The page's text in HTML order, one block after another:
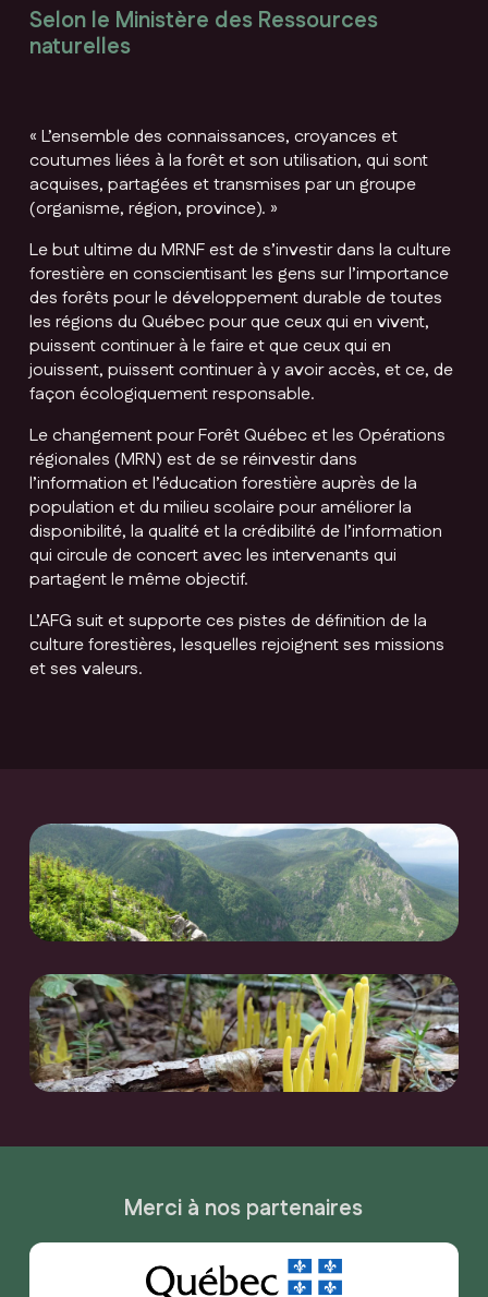
Selon le Ministère des Ressources
naturelles
« L’ensemble des connaissances, croyances et
coutumes liées à la forêt et son utilisation, qui sont
acquises, partagées et transmises par un groupe
(organisme, région, province). »
Le but ultime du MRNF est de s’investir dans la culture
forestière en conscientisant les gens sur l’importance
des forêts pour le développement durable de toutes
les régions du Québec pour que ceux qui en vivent,
puissent continuer à le faire et que ceux qui en
jouissent, puissent continuer à y avoir accès, et ce, de
façon écologiquement responsable.
Le changement pour Forêt Québec et les Opérations
régionales (MRN) est de se réinvestir dans
l’information et l’éducation forestière auprès de la
population et du milieu scolaire pour améliorer la
disponibilité, la qualité et la crédibilité de l’information
qui circule de concert avec les intervenants qui
partagent le même objectif.
L’AFG suit et supporte ces pistes de définition de la
culture forestières, lesquelles rejoignent ses missions
et ses valeurs.
Merci à nos partenaires